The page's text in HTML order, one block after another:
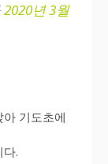
2020년 3월
기도초에
.